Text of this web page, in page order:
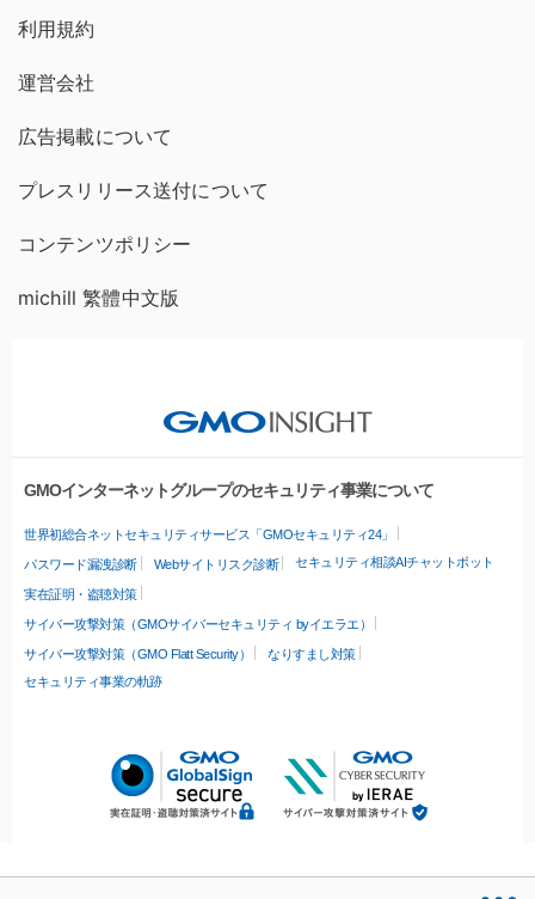
利用規約
運営会社
広告掲載について
プレスリリース送付について
コンテンツポリシー
michill 繁體中文版
GMOインターネットグループのセキュリティ事業について
世界初総合ネットセキュリティサービス「GMOセキュリティ24」
パスワード漏洩診断 Webサイトリスク診断 セキュリティ相談AIチャットボット
実在証明・盗聴対策
サイバー攻撃対策（GMOサイバーセキュリティ byイエラエ）
サイバー攻撃対策（GMO Flatt Security）
なりすまし対策
セキュリティ事業の軌跡